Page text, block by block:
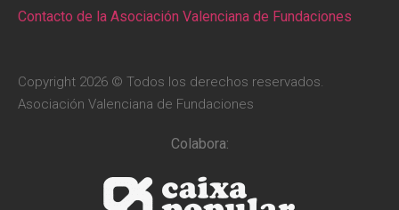
Contacto de la Asociación Valenciana de Fundaciones
Copyright 2026 © Todos los derechos reservados.
Asociación Valenciana de Fundaciones
Colabora: